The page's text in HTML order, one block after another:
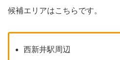
候補エリアはこちらです。
西新井駅周辺